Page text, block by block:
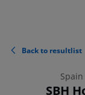
Back to resultlist
SBH